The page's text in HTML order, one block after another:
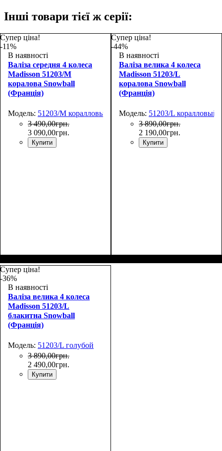
Інші товари тієї ж серії:
Супер ціна!
-11%
В наявності
Валіза середня 4 колеса
Madisson 51203/M
коралова Snowball
(Франція)
Модель: 51203/M коралловый
3 490,00грн.
3 090,00грн.
Купити
65х45х26+5
Супер ціна!
-44%
В наявності
Валіза велика 4 колеса
Madisson 51203/L
коралова Snowball
(Франція)
Модель: 51203/L коралловый
3 890,00грн.
2 190,00грн.
Купити
Супер ціна!
-36%
В наявності
Валіза велика 4 колеса
Madisson 51203/L
блакитна Snowball
(Франція)
Модель: 51203/L голубой
3 890,00грн.
2 490,00грн.
Купити